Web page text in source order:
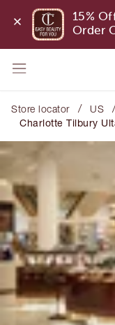
15%
Order
Store locator / US
Charlotte Tilbury